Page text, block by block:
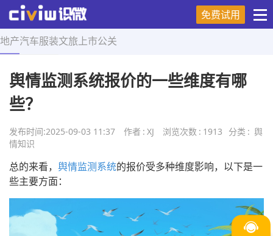
免费试用
地产汽车服装文旅 上市公关
首页 > 舆情知识 > 正文
舆情监测系统报价的一些维度有哪
些？
发布时间:2025-09-03 11:37 作者 : XJ 浏览次数 : 1913 分类 : 舆
情知识
总的来看， 舆情监测系统的报价受多种维度影响，以下是一
些主要方面：